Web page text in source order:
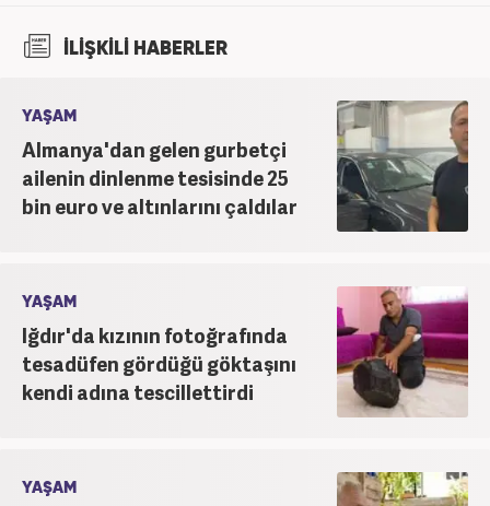
İLİŞKİLİ HABERLER
YAŞAM
Almanya'dan gelen gurbetçi
ailenin dinlenme tesisinde 25
bin euro ve altınlarını çaldılar
YAŞAM
Iğdır'da kızının fotoğrafında
tesadüfen gördüğü göktaşını
kendi adına tescillettirdi
YAŞAM